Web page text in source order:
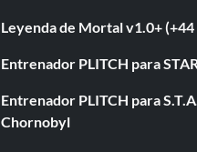
Leyenda de Mortal v1.0+
Entrenador PLITCH para
Entrenador PLITCH para
Chornobyl